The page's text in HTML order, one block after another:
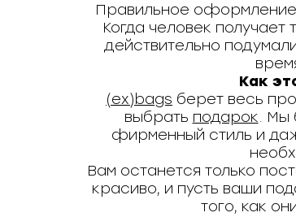
Правильное
Когда человек
действительно
Как
(ex)bags берет весь
выбрать подарок. Мы
фирменный стиль и
Вам останется только
красиво, и пусть ваши
того, как